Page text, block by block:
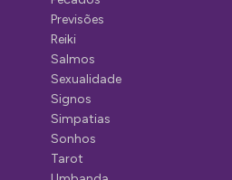
Previsões
Reiki
Salmos
Sexualidade
Signos
Simpatias
Sonhos
Tarot